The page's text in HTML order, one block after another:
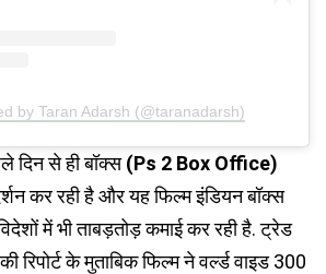
by Taran Adarsh (@taranadarsh)
दिन से ही बॉक्स(Ps 2 Box Office)
कर रही है और यह फिल्म इंडियन बॉक्स
में भी ताबड़तोड़ कमाई कर रही है. ट्रेड
रिपोर्ट के मुताबिक फिल्म ने वर्ल्ड वाइड 300